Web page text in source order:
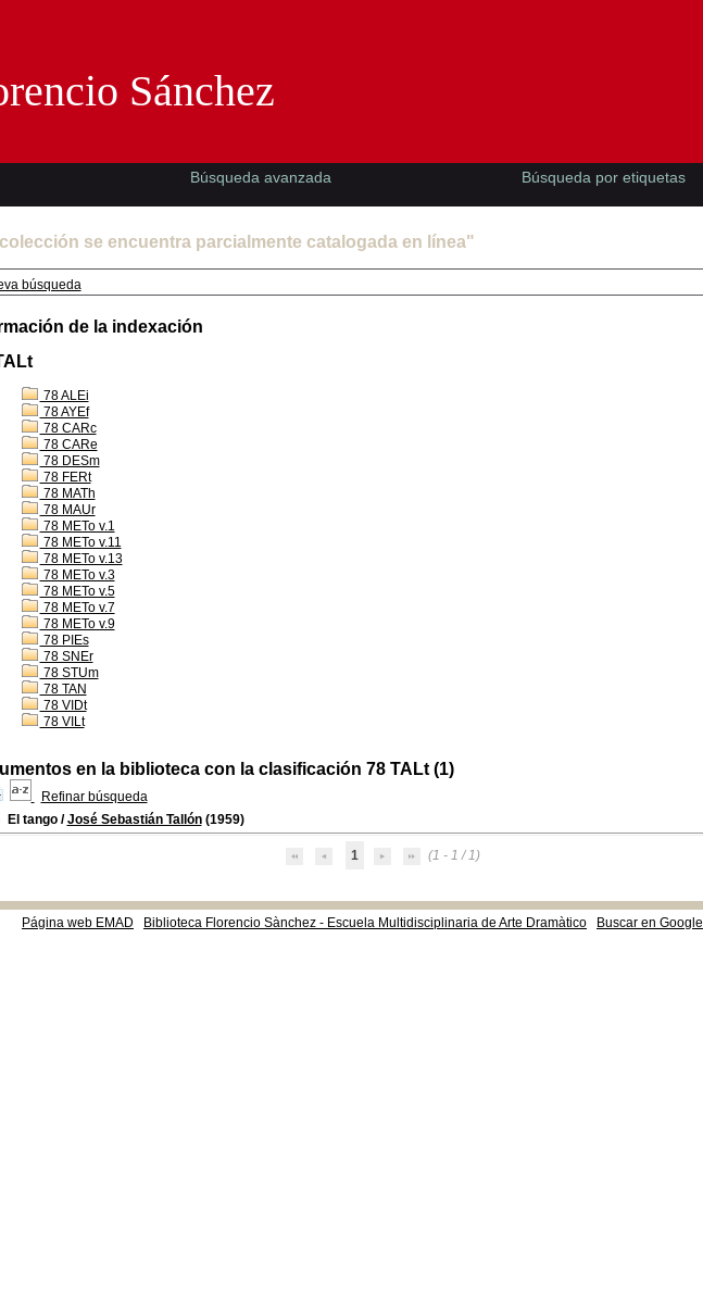
se encuentra parcialmente catalogada en línea"
búsqueda
de la indexación
78 ALEi
78 AYEf
78 CARc
78 CARe
78 DESm
78 FERt
78 MATh
78 MAUr
78 METo v.1
78 METo v.11
78 METo v.13
78 METo v.3
78 METo v.5
78 METo v.7
78 METo v.9
78 PIEs
78 SNEr
78 STUm
78 TAN
78 VIDt
78 VILt
en la biblioteca con la clasificación 78 TALt (1)
Refinar búsqueda
El tango/José Sebastián Tallón(1959)
1 (1 - 1 / 1)
Página web EMAD Biblioteca Florencio Sànchez - Escuela Multidisciplinaria de Arte Dramàtico Buscar en Google
Sánchez
Búsqueda avanzada Búsqueda por etiquetas